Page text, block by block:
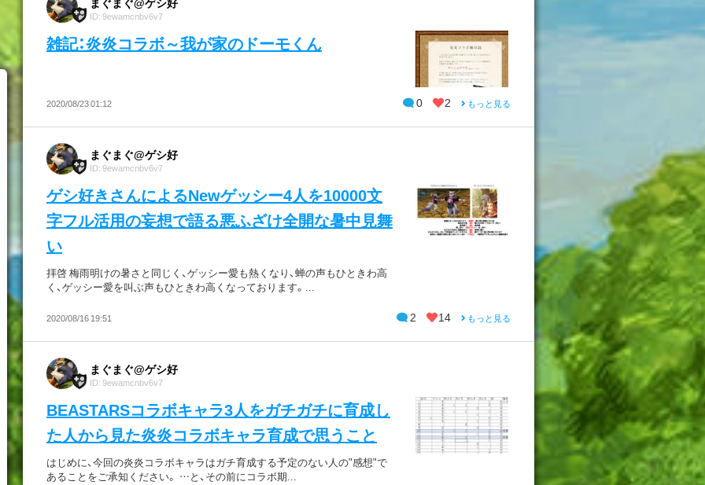
ID: 9ewamcnbv6v7
雑記：炎炎コラボ～我が家のドーモくん
2020/08/23 01:12 0 2 もっと見る
まぐまぐ@ゲシ好
ID: 9ewamcnbv6v7
ゲシ好きさんによるNewゲッシー4人を10000文
字フル活用の妄想で語る悪ふざけ全開な暑中見舞
い
拝啓 梅雨明けの暑さと同じく、ゲッシー愛も熱くなり、蝉の声もひときわ高
く、ゲッシー愛を叫ぶ声もひときわ高くなっております。...
2020/08/16 19:51 2 14 もっと見る
まぐまぐ@ゲシ好
ID: 9ewamcnbv6v7
BEASTARSコラボキャラ3人をガチガチに育成し
た人から見た炎炎コラボキャラ育成で思うこと
はじめに、今回の炎炎コラボキャラはガチ育成する予定のない人の"感想"で
あることをご承知ください。 …と、その前にコラボ期...